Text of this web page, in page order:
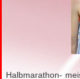
Halbmarathon-